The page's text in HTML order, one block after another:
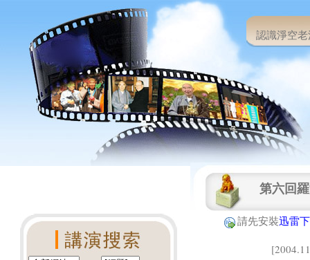
認識淨空
第六回
請先安裝迅雷